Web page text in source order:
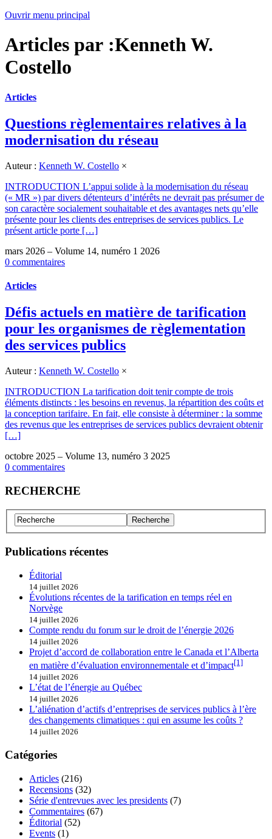
Ouvrir menu principal
Articles par :Kenneth W.
Costello
Articles
Questions règlementaires relatives à la
modernisation du réseau
Auteur : Kenneth W. Costello ×
INTRODUCTION L’appui solide à la modernisation du réseau
(« MR ») par divers détenteurs d’intérêts ne devrait pas présumer de
son caractère socialement souhaitable et des avantages nets qu’elle
présente pour les clients des entreprises de services publics. Le
présent article porte […]
mars 2026 – Volume 14, numéro 1 2026
0 commentaires
Articles
Défis actuels en matière de tarification
pour les organismes de règlementation
des services publics
Auteur : Kenneth W. Costello ×
INTRODUCTION La tarification doit tenir compte de trois
éléments distincts : les besoins en revenus, la répartition des coûts et
la conception tarifaire. En fait, elle consiste à déterminer : la somme
des revenus que les entreprises de services publics devraient obtenir
[…]
octobre 2025 – Volume 13, numéro 3 2025
0 commentaires
RECHERCHE
Publications récentes
Éditorial
14 juillet 2026
Évolutions récentes de la tarification en temps réel en
Norvège
14 juillet 2026
Compte rendu du forum sur le droit de l’énergie 2026
14 juillet 2026
Projet d’accord de collaboration entre le Canada et l’Alberta
en matière d’évaluation environnementale et d’impact[1]
14 juillet 2026
L’état de l’énergie au Québec
14 juillet 2026
L’aliénation d’actifs d’entreprises de services publics à l’ère
des changements climatiques : qui en assume les coûts ?
14 juillet 2026
Catégories
Articles (216)
Recensions (32)
Série d'entrevues avec les presidents (7)
Commentaires (67)
Éditorial (52)
Events (1)